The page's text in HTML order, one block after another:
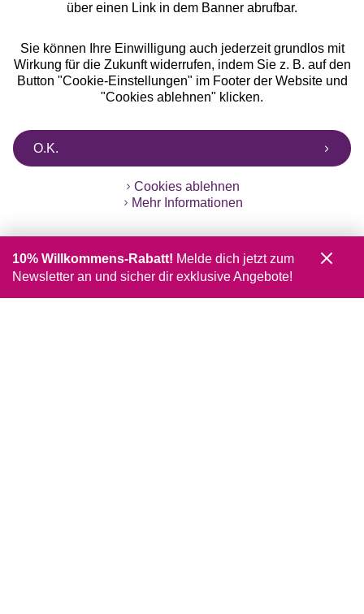
über einen Link in dem Banner abrufbar.
Sie können Ihre Einwilligung auch jederzeit grundlos mit
Wirkung für die Zukunft widerrufen, indem Sie z. B. auf den
Button "Cookie-Einstellungen" im Footer der Website und
"Cookies ablehnen" klicken.
O.K.
Cookies ablehnen
Mehr Informationen
10% Willkommens-Rabatt! Melde dich jetzt zum
Newsletter an und sicher dir exklusive Angebote!